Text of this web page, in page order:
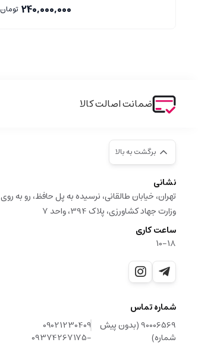
240,000,000 تومان
ضمانت اصالت کالا
برگشت به بالا
نشانی
تهران، خیابان طالقانی، نرسیده به پل حافظ، رو به روی
وزارت جهاد کشاورزی، پلاک 394، واحد 7
ساعت کاری
10-18
شماره تماس
90006569 (بدون پیش
شماره)
09021230409
-09374267175